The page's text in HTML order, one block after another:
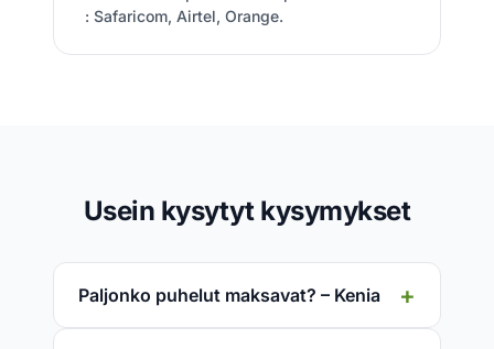
: Safaricom, Airtel, Orange.
Usein kysytyt kysymykset
Paljonko puhelut maksavat? – Kenia